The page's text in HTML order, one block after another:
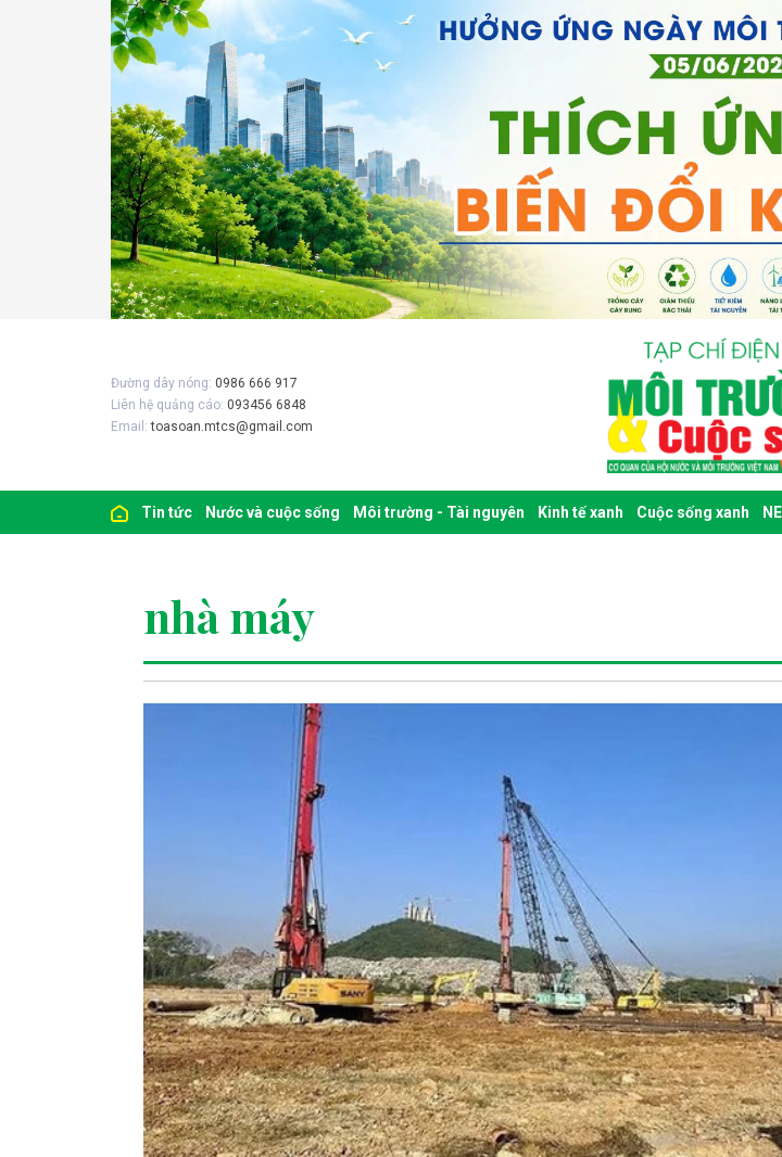
Đường dây nóng: 0986 666 917
Liên hệ quảng cáo: 093456 6848
Email:toasoan.mtcs@gmail.com
Tin tức Nước và cuộc sống Môi trường - Tài nguyên Kinh tế xanh Cuộc sống xanh
nhà máy